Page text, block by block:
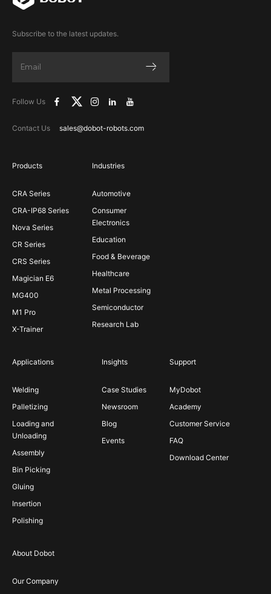
Subscribe to the latest updates.
Follow Us
Contact Us sales@dobot-robots.com
Products
CRA Series
CRA-IP68 Series
Nova Series
CR Series
CRS Series
Magician E6
MG400
M1 Pro
X-Trainer
Industries
Automotive
Consumer
Electronics
Education
Food & Beverage
Healthcare
Metal Processing
Semiconductor
Research Lab
Applications
Welding
Palletizing
Loading and
Unloading
Assembly
Bin Picking
Gluing
Insertion
Polishing
Insights
Case Studies
Newsroom
Blog
Events
Support
MyDobot
Academy
Customer Service
FAQ
Download Center
About Dobot
Our Company